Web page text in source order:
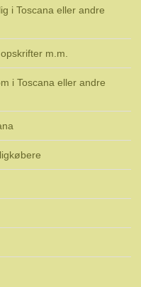
i Toscana eller andre
m.m.
i Toscana eller andre